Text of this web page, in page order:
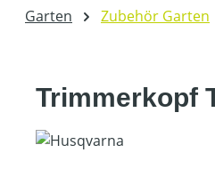
Garten Zubehör Garten
Trimmerkopf